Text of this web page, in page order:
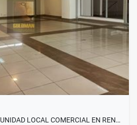
LOCAL COMERCIAL EN REN…